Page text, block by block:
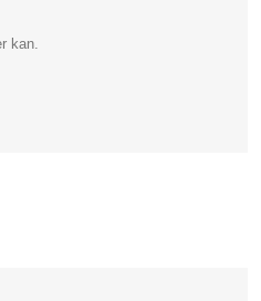
kan.